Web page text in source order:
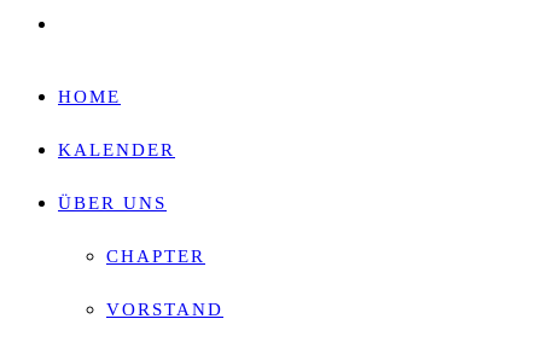
HOME
KALENDER
ÜBER UNS
CHAPTER
VORSTAND